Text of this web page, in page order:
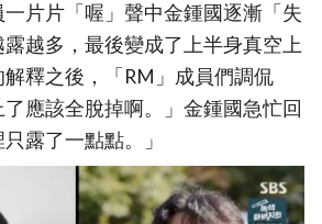
片片「喔」聲中金鍾國逐漸「失
越多，最後變成了上半身真空上
釋之後，「RM」成員們調侃
應該全脫掉啊。」金鍾國急忙回
露了一點點。」